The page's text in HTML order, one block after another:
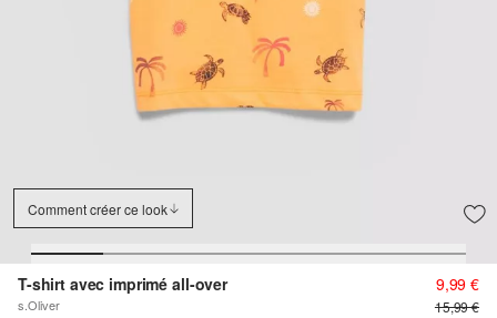
Comment créer ce look
T-shirt avec imprimé all-over
s.Oliver
9,99 €
15,99 €